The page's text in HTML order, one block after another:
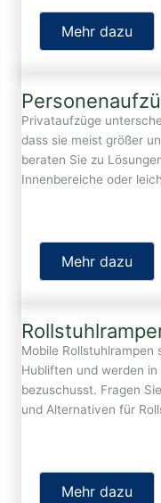
Mehr dazu
Privataufzüge
dass sie meist größer
beraten Sie zu
Innenbereiche oder
Mehr dazu
Mobile Rollstuhlrampen
Hubliften und werden
bezuschusst. Fragen
und Alternativen für
Mehr dazu